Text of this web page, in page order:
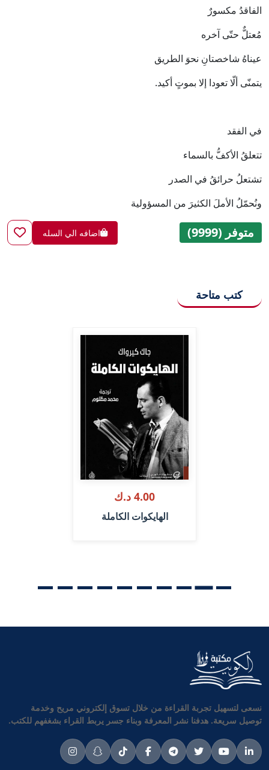
الفاقدُ مكسورٌ
مُعتلٌّ حتّى آخره
عيناهُ شاخصتانِ نحوَ الطريق
يتمنّى ألّا تعودا إلا بموتٍ أكيد.
في الفقد
تتعلقُ الأكفُّ بالسماء
تشتعلُ حرائقُ في الصدر
ونُحمّلُ الأملَ الكثيرَ من المسؤولية
متوفر (9999) اضافه الي السله
كتب متاحة
4.00 د.ك
الهايكوات الكاملة
نسعى لتسهيل تجربة القراءة من خلال تسوق إلكتروني مريح وخدمة
توصيل سريعة. هدفنا نشر المعرفة وبناء جسر يربط القراء بشغفهم للكتب.